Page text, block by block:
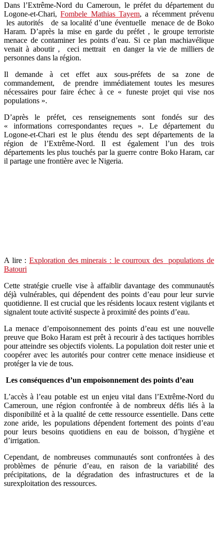
Dans l’Extrême-Nord du Cameroun, le préfet du département du
Logone-et-Chari,Fombele Mathias Tayem, a récemment prévenu
les autorités de sa localité d’une éventuelle menace de de Boko
Haram. D’après la mise en garde du préfet , le groupe terroriste
menace de contaminer les points d’eau. Si ce plan machiavélique
venait à aboutir , ceci mettrait en danger la vie de milliers de
personnes dans la région.
Il demande à cet effet aux sous-préfets de sa zone de
commandement, de prendre immédiatement toutes les mesures
nécessaires pour faire échec à ce « funeste projet qui vise nos
populations ».
D’après le préfet, ces renseignements sont fondés sur des
« informations correspondantes reçues ». Le département du
Logone-et-Chari est le plus étendu des sept départements de la
région de l’Extrême-Nord. Il est également l’un des trois
départements les plus touchés par la guerre contre Boko Haram, car
il partage une frontière avec le Nigeria.
A lire : Exploration des minerais : le courroux des populations de
Batouri
Cette stratégie cruelle vise à affaiblir davantage des communautés
déjà vulnérables, qui dépendent des points d’eau pour leur survie
quotidienne. Il est crucial que les résidents locaux restent vigilants et
signalent toute activité suspecte à proximité des points d’eau.
La menace d’empoisonnement des points d’eau est une nouvelle
preuve que Boko Haram est prêt à recourir à des tactiques horribles
pour atteindre ses objectifs violents. La population doit rester unie et
coopérer avec les autorités pour contrer cette menace insidieuse et
protéger la vie de tous.
Les conséquences d’un empoisonnement des points d’eau
L’accès à l’eau potable est un enjeu vital dans l’Extrême-Nord du
Cameroun, une région confrontée à de nombreux défis liés à la
disponibilité et à la qualité de cette ressource essentielle. Dans cette
zone aride, les populations dépendent fortement des points d’eau
pour leurs besoins quotidiens en eau de boisson, d’hygiène et
d’irrigation.
Cependant, de nombreuses communautés sont confrontées à des
problèmes de pénurie d’eau, en raison de la variabilité des
précipitations, de la dégradation des infrastructures et de la
surexploitation des ressources.